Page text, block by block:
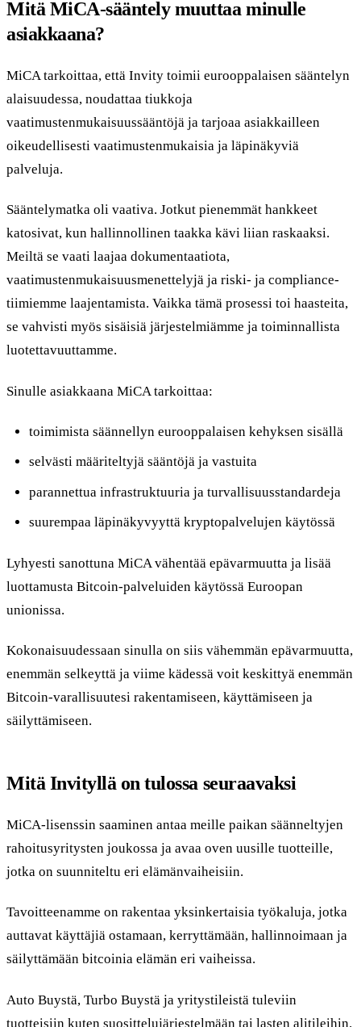
Mitä MiCA-sääntely muuttaa minulle
asiakkaana?
MiCA tarkoittaa, että Invity toimii eurooppalaisen sääntelyn
alaisuudessa, noudattaa tiukkoja
vaatimustenmukaisuussääntöjä ja tarjoaa asiakkailleen
oikeudellisesti vaatimustenmukaisia ja läpinäkyviä
palveluja.
Sääntelymatka oli vaativa. Jotkut pienemmät hankkeet
katosivat, kun hallinnollinen taakka kävi liian raskaaksi.
Meiltä se vaati laajaa dokumentaatiota,
vaatimustenmukaisuusmenettelyjä ja riski- ja compliance-
tiimiemme laajentamista. Vaikka tämä prosessi toi haasteita,
se vahvisti myös sisäisiä järjestelmiämme ja toiminnallista
luotettavuuttamme.
Sinulle asiakkaana MiCA tarkoittaa:
toimimista säännellyn eurooppalaisen kehyksen sisällä
selvästi määriteltyjä sääntöjä ja vastuita
parannettua infrastruktuuria ja turvallisuusstandardeja
suurempaa läpinäkyvyyttä kryptopalvelujen käytössä
Lyhyesti sanottuna MiCA vähentää epävarmuutta ja lisää
luottamusta Bitcoin-palveluiden käytössä Euroopan
unionissa.
Kokonaisuudessaan sinulla on siis vähemmän epävarmuutta,
enemmän selkeyttä ja viime kädessä voit keskittyä enemmän
Bitcoin-varallisuutesi rakentamiseen, käyttämiseen ja
säilyttämiseen.
Mitä Invityllä on tulossa seuraavaksi
MiCA-lisenssin saaminen antaa meille paikan säänneltyjen
rahoitusyritysten joukossa ja avaa oven uusille tuotteille,
jotka on suunniteltu eri elämänvaiheisiin.
Tavoitteenamme on rakentaa yksinkertaisia työkaluja, jotka
auttavat käyttäjiä ostamaan, kerryttämään, hallinnoimaan ja
säilyttämään bitcoinia elämän eri vaiheissa.
Auto Buystä, Turbo Buystä ja yritystileistä tuleviin
tuotteisiin kuten suosittelujärjestelmään tai lasten alitileihin.